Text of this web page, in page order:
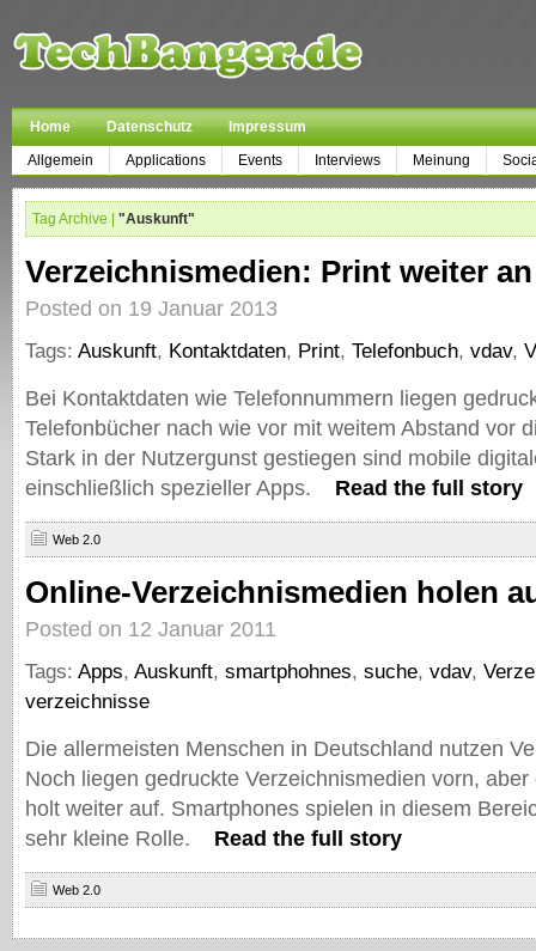
Home Datenschutz
Impressum
Allgemein
Applications Events Interviews Meinung
Tag Archive | "Auskunft"
Verzeichnismedien: Print weiter
Posted on 19 Januar 2013
Tags: Auskunft, Kontaktdaten, Print, Telefonbuch, vdav,
Bei Kontaktdaten wie Telefonnummern liegen
Telefonbücher nach wie vor mit weitem Abstand vor
Stark in der Nutzergunst gestiegen sind mobile
einschließlich spezieller Apps.
Read the full story
Web 2.0
Online-Verzeichnismedien holen
Posted on 12 Januar 2011
Tags: Apps, Auskunft, smartphohnes, suche, vdav,
verzeichnisse
Die allermeisten Menschen in Deutschland nutzen
Noch liegen gedruckte Verzeichnismedien vorn,
holt weiter auf. Smartphones spielen in diesem
sehr kleine Rolle.
Read the full story
Web 2.0